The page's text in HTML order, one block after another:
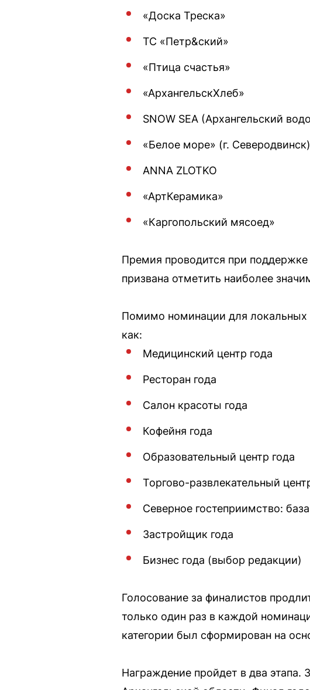
«Доска Треска»
ТС «Петр&ский»
«Птица счастья»
«АрхангельскХлеб»
SNOW SEA (Архангельский
«Белое море» (г. Северодвинск)
ANNA ZLOTKO
«АртКерамика»
«Каргопольский мясоед»
Премия проводится при поддержке
призвана отметить наиболее
Помимо номинации для локальных
как:
Медицинский центр года
Ресторан года
Салон красоты года
Кофейня года
Образовательный центр года
Торгово-развлекательный
Северное гостеприимство:
Застройщик года
Бизнес года (выбор редакции)
Голосование за финалистов
только один раз в каждой
категории был сформирован на
Награждение пройдет в два этапа.